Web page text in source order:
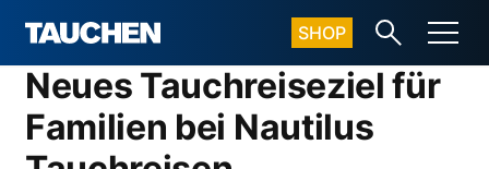
SHOP
Neues Tauchreiseziel für
Familien bei Nautilus